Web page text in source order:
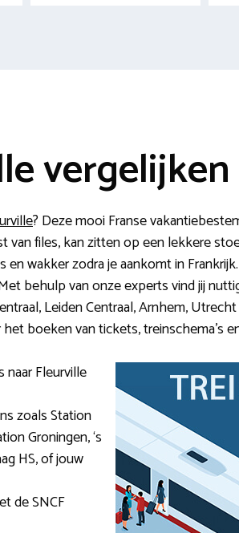
vergelijken
? Deze mooi Franse
van files, kan zitten op een lekkere
wakker zodra je aankomt in
behulp van onze experts vind jij
Leiden Centraal, Arnhem,
boeken van tickets, treinschema’s
naar Fleurville
zoals Station
Groningen, ‘s
HS, of jouw
de SNCF